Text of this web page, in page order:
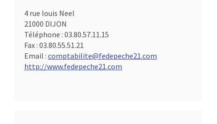
4 rue louis Neel
21000 DIJON
Téléphone : 03.80.57.11.15
Fax : 03.80.55.51.21
Email : comptabilite@fedepeche21.com
http://www.fedepeche21.com